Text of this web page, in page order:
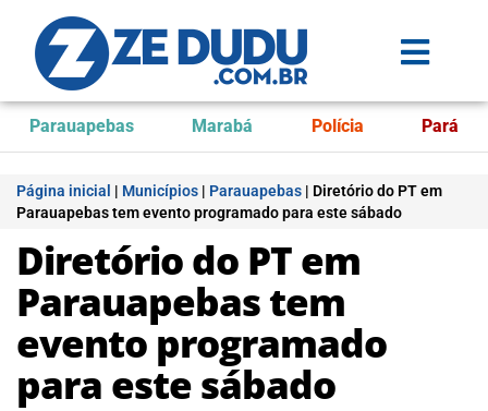
Parauapebas Marabá Polícia Pará
Página inicial | Municípios | Parauapebas | Diretório do PT em
Parauapebas tem evento programado para este sábado
Diretório do PT em
Parauapebas tem
evento programado
para este sábado